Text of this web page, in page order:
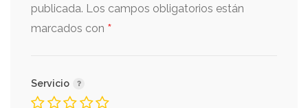
publicada. Los campos obligatorios están
marcados con *
Servicio